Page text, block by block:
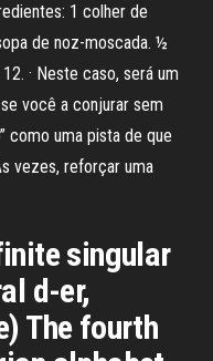
1 colher de
de noz-moscada. ½
· Neste caso, será um
você a conjurar sem
como uma pista de que
vezes, reforçar uma
singular
d-er,
The fourth